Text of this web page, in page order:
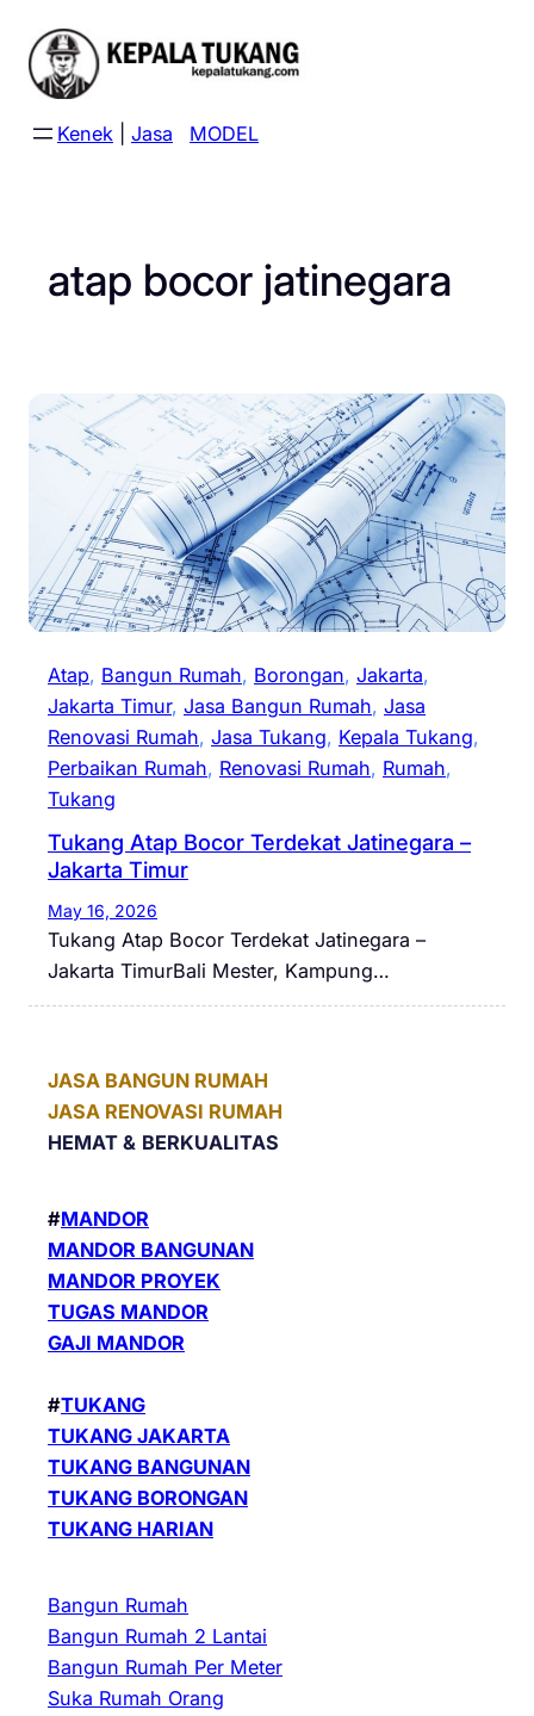
content
Kenek Jasa MODEL
atap bocor jatinegara
Atap, Bangun Rumah, Borongan, Jakarta
Jakarta Timur, Jasa Bangun Rumah, Jasa
Renovasi Rumah, Jasa Tukang, Kepala Tukang
Perbaikan Rumah, Renovasi Rumah, Rumah
Tukang
Tukang Atap Bocor Terdekat Jatinegara –
Jakarta Timur
May 16, 2026
Tukang Atap Bocor Terdekat Jatinegara –
Jakarta TimurBali Mester, Kampung…
JASA BANGUN RUMAH
JASA RENOVASI RUMAH
HEMAT & BERKUALITAS
#MANDOR
MANDOR BANGUNAN
MANDOR PROYEK
TUGAS MANDOR
GAJI MANDOR
#TUKANG
TUKANG JAKARTA
TUKANG BANGUNAN
TUKANG BORONGAN
TUKANG HARIAN
Bangun Rumah
Bangun Rumah 2 Lantai
Bangun Rumah Per Meter
Suka Rumah Orang